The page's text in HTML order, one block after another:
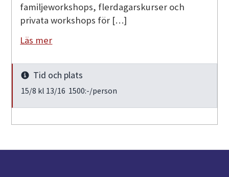
familjeworkshops, flerdagarskurser och
privata workshops för […]
Läs mer
InfoTid och plats
15/8 kl 13/16 1500:-/person